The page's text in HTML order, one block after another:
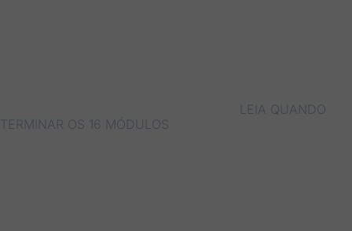
LEIA QUANDO
TERMINAR OS 16 MÓDULOS